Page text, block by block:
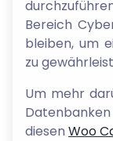
Bereich
bleiben, um
zu
Um mehr
diesen Woo